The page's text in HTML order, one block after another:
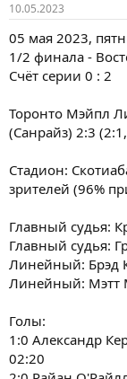
10.05.2023
05 мая 2023,
1/2 финала -
Счёт серии 0 : 2
Торонто Мэйпл
(Санрайз) 2:3
Стадион:
зрителей (96%
Главный судья:
Главный судья:
Линейный: Брэд
Линейный: Мэтт
Голы:
1:0 Александр
02:20